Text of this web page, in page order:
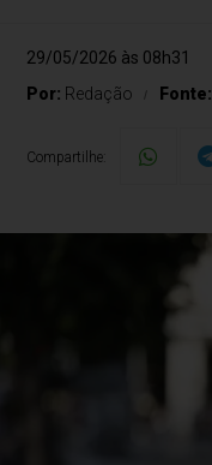
29/05/2026 às 08h31
Por: Redação Fonte:
Compartilhe: